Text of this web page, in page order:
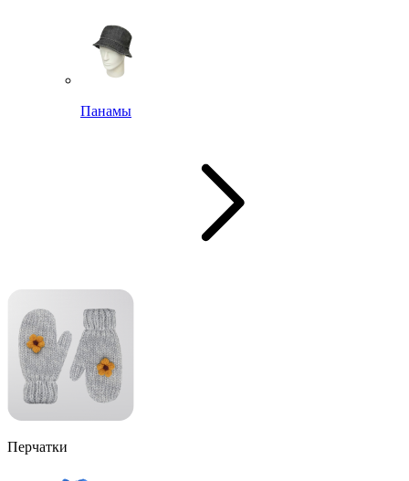
Панамы
Перчатки